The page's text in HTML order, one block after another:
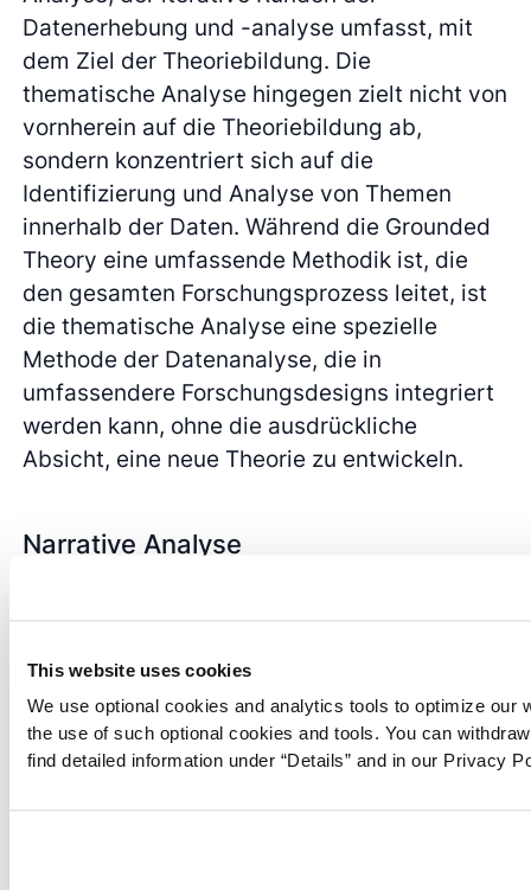
This website uses cookies
We use optional cookies and analytics tools to optimize our
the use of such optional cookies and tools. You can
find detailed information under “Details” and in our Privacy
Datenerhebung und -analyse umfasst, mit
dem Ziel der Theoriebildung. Die
thematische Analyse hingegen zielt nicht von
vornherein auf die Theoriebildung ab,
sondern konzentriert sich auf die
Identifizierung und Analyse von Themen
innerhalb der Daten. Während die Grounded
Theory eine umfassende Methodik ist, die
den gesamten Forschungsprozess leitet, ist
die thematische Analyse eine spezielle
Methode der Datenanalyse, die in
umfassendere Forschungsdesigns integriert
werden kann, ohne die ausdrückliche
Absicht, eine neue Theorie zu entwickeln.
Narrative Analyse
darauf, wie diese Geschichten Bedeutungen
über ihre Erfahrungen konstruieren und
vermitteln. Sie beinhaltet die Analyse der
Struktur und des Inhalts von Erzählungen, um
zu verstehen, wie Menschen ihren